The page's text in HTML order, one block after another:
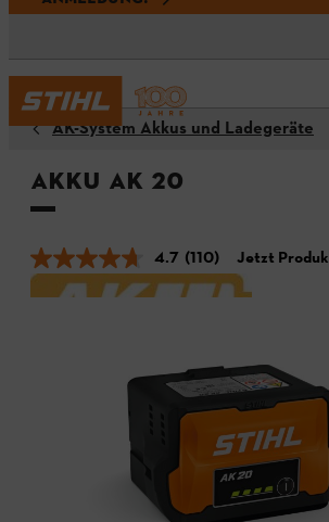
AK-System Akkus und Ladegeräte
Akku AK 20
4.7 (110) Jetzt